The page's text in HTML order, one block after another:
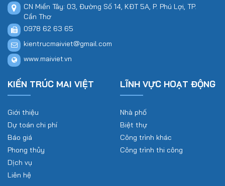
CN Miền Tây: 03, Đường Số 14, KĐT 5A, P. Phú Lợi, TP.
Cần Thơ
0978 62 63 65
kientrucmaiviet@gmail.com
www.maiviet.vn
KIẾN TRÚC MAI VIỆT
Giới thiệu
Dự toán chi phí
Báo giá
Phong thủy
Dịch vụ
Liên hệ
LĨNH VỰC HOẠT ĐỘNG
Nhà phố
Biệt thự
Công trình khác
Công trình thi công